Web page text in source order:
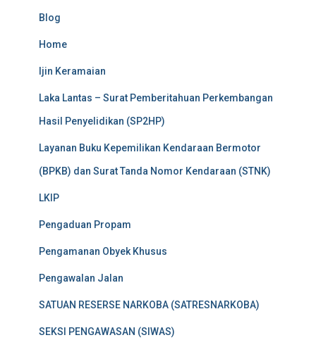
Blog
Home
Ijin Keramaian
Laka Lantas – Surat Pemberitahuan Perkembangan
Hasil Penyelidikan (SP2HP)
Layanan Buku Kepemilikan Kendaraan Bermotor
(BPKB) dan Surat Tanda Nomor Kendaraan (STNK)
LKIP
Pengaduan Propam
Pengamanan Obyek Khusus
Pengawalan Jalan
SATUAN RESERSE NARKOBA (SATRESNARKOBA)
SEKSI PENGAWASAN (SIWAS)